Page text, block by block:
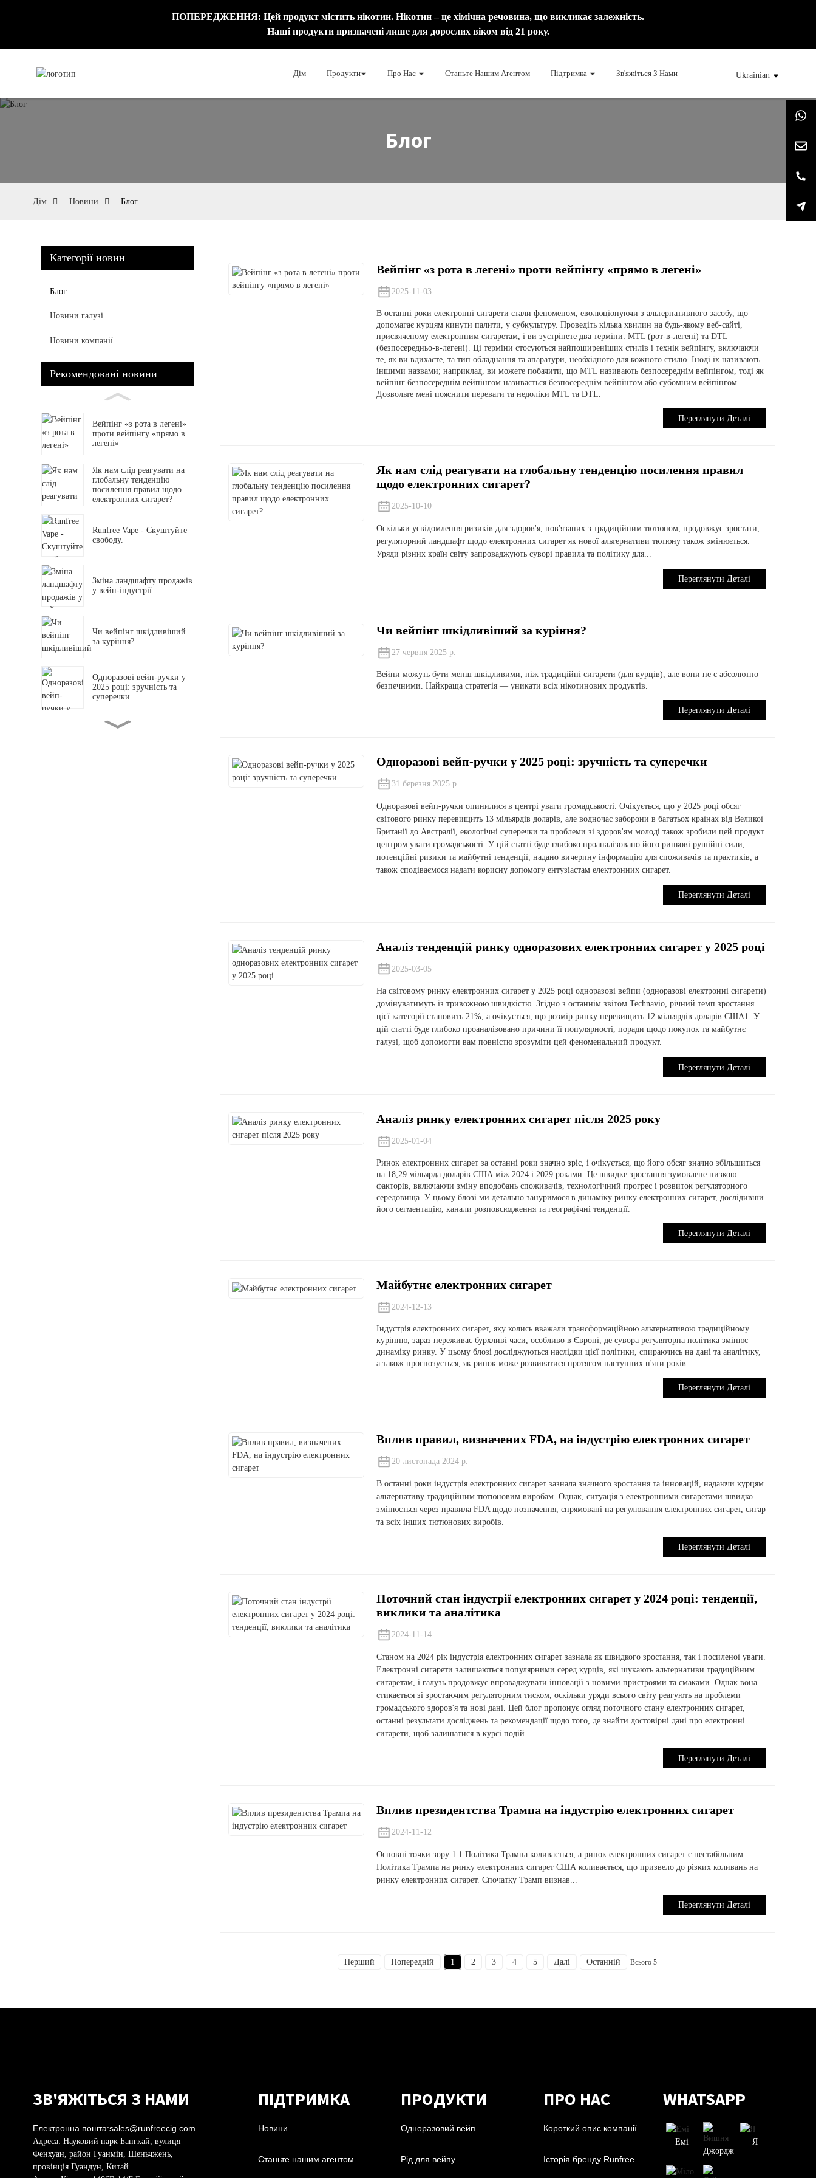
ПОПЕРЕДЖЕННЯ: Цей продукт містить нікотин. Нікотин – це хімічна речовина, що викликає залежність.
Наші продукти призначені лише для дорослих віком від 21 року.
Дім Продукти Про Нас Станьте Нашим Агентом Підтримка Зв'яжіться З Нами Ukrainian
Блог
Дім Новини Блог
Категорії новин
Блог
Новини галузі
Новини компанії
Рекомендовані новини
Вейпінг «з рота в легені»
проти вейпінгу «прямо в
легені»
Як нам слід реагувати на
глобальну тенденцію
посилення правил щодо
електронних сигарет?
Runfree Vape - Скуштуйте
свободу.
Зміна ландшафту продажів
у вейп-індустрії
Чи вейпінг шкідливіший
за куріння?
Одноразові вейп-ручки у
2025 році: зручність та
суперечки
Аналіз тенденцій ринку
Вейпінг «з рота в легені» проти вейпінгу «прямо в легені»
2025-11-03
В останні роки електронні сигарети стали феноменом, еволюціонуючи з альтернативного засобу, що
допомагає курцям кинути палити, у субкультуру. Проведіть кілька хвилин на будь-якому веб-сайті,
присвяченому електронним сигаретам, і ви зустрінете два терміни: MTL (рот-в-легені) та DTL
(безпосередньо-в-легені). Ці терміни стосуються найпоширеніших стилів і технік вейпінгу, включаючи
те, як ви вдихаєте, та тип обладнання та апаратури, необхідного для кожного стилю. Іноді їх називають
іншими назвами; наприклад, ви можете побачити, що MTL називають безпосереднім вейпінгом, тоді як
вейпінг безпосереднім вейпінгом називається безпосереднім вейпінгом або субомним вейпінгом.
Дозвольте мені пояснити переваги та недоліки MTL та DTL.
Переглянути Деталі
Як нам слід реагувати на глобальну тенденцію посилення правил
щодо електронних сигарет?
2025-10-10
Оскільки усвідомлення ризиків для здоров'я, пов'язаних з традиційним тютюном, продовжує зростати,
регуляторний ландшафт щодо електронних сигарет як нової альтернативи тютюну також змінюється.
Уряди різних країн світу запроваджують суворі правила та політику для...
Переглянути Деталі
Чи вейпінг шкідливіший за куріння?
27 червня 2025 р.
Вейпи можуть бути менш шкідливими, ніж традиційні сигарети (для курців), але вони не є абсолютно
безпечними. Найкраща стратегія — уникати всіх нікотинових продуктів.
Переглянути Деталі
Одноразові вейп-ручки у 2025 році: зручність та суперечки
31 березня 2025 р.
Одноразові вейп-ручки опинилися в центрі уваги громадськості. Очікується, що у 2025 році обсяг
світового ринку перевищить 13 мільярдів доларів, але водночас заборони в багатьох країнах від Великої
Британії до Австралії, екологічні суперечки та проблеми зі здоров'ям молоді також зробили цей продукт
центром уваги громадськості. У цій статті буде глибоко проаналізовано його ринкові рушійні сили,
потенційні ризики та майбутні тенденції, надано вичерпну інформацію для споживачів та практиків, а
також сподіваємося надати корисну допомогу ентузіастам електронних сигарет.
Переглянути Деталі
Аналіз тенденцій ринку одноразових електронних сигарет у 2025 році
2025-03-05
На світовому ринку електронних сигарет у 2025 році одноразові вейпи (одноразові електронні сигарети)
домінуватимуть із тривожною швидкістю. Згідно з останнім звітом Technavio, річний темп зростання
цієї категорії становить 21%, а очікується, що розмір ринку перевищить 12 мільярдів доларів США1. У ​​
цій статті буде глибоко проаналізовано причини її популярності, поради щодо покупок та майбутнє
галузі, щоб допомогти вам повністю зрозуміти цей феноменальний продукт.
Переглянути Деталі
Аналіз ринку електронних сигарет після 2025 року
2025-01-04
Ринок електронних сигарет за останні роки значно зріс, і очікується, що його обсяг значно збільшиться
на 18,29 мільярда доларів США між 2024 і 2029 роками. Це швидке зростання зумовлене низкою
факторів, включаючи зміну вподобань споживачів, технологічний прогрес і розвиток регуляторного
середовища. У цьому блозі ми детально зануримося в динаміку ринку електронних сигарет, дослідивши
його сегментацію, канали розповсюдження та географічні тенденції.
Переглянути Деталі
Майбутнє електронних сигарет
2024-12-13
Індустрія електронних сигарет, яку колись вважали трансформаційною альтернативою традиційному
курінню, зараз переживає бурхливі часи, особливо в Європі, де сувора регуляторна політика змінює
динаміку ринку. У цьому блозі досліджуються наслідки цієї політики, спираючись на дані та аналітику,
а також прогнозується, як ринок може розвиватися протягом наступних п'яти років.
Переглянути Деталі
Вплив правил, визначених FDA, на індустрію електронних сигарет
20 листопада 2024 р.
В останні роки індустрія електронних сигарет зазнала значного зростання та інновацій, надаючи курцям
альтернативу традиційним тютюновим виробам. Однак, ситуація з електронними сигаретами швидко
змінюється через правила FDA щодо позначення, спрямовані на регулювання електронних сигарет, сигар
та всіх інших тютюнових виробів.
Переглянути Деталі
Поточний стан індустрії електронних сигарет у 2024 році: тенденції,
виклики та аналітика
2024-11-14
Станом на 2024 рік індустрія електронних сигарет зазнала як швидкого зростання, так і посиленої уваги.
Електронні сигарети залишаються популярними серед курців, які шукають альтернативи традиційним
сигаретам, і галузь продовжує впроваджувати інновації з новими пристроями та смаками. Однак вона
стикається зі зростаючим регуляторним тиском, оскільки уряди всього світу реагують на проблеми
громадського здоров'я та нові дані. Цей блог пропонує огляд поточного стану електронних сигарет,
останні результати досліджень та рекомендації щодо того, де знайти достовірні дані про електронні
сигарети, щоб залишатися в курсі подій.
Переглянути Деталі
Вплив президентства Трампа на індустрію електронних сигарет
2024-11-12
Основні точки зору 1.1 Політика Трампа коливається, а ринок електронних сигарет є нестабільним
Політика Трампа на ринку електронних сигарет США коливається, що призвело до різких коливань на
ринку електронних сигарет. Спочатку Трамп визнав...
Переглянути Деталі
Перший Попередній 1 2 3 4 5 Далі Останній Всього 5
ЗВ'ЯЖІТЬСЯ З НАМИ
Електронна пошта:sales@runfreecig.com
Адреса: Науковий парк Бангкай, вулиця
Фенхуан, район Гуанмін, Шеньчжень,
провінція Гуандун, Китай
ПІДТРИМКА
Новини
Станьте нашим агентом
ПРОДУКТИ
Одноразовий вейп
Рід для вейпу
ПРО НАС
Короткий опис компанії
Історія бренду Runfree
WHATSAPP
Емі
Джордж
Я